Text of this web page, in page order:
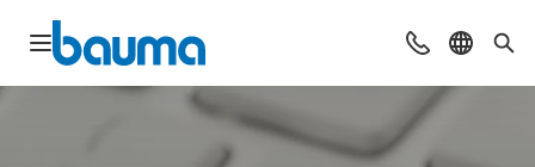
Navigation öffnen Beratung &
Sprache